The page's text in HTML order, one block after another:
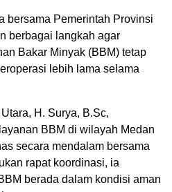
bersama Pemerintah Provinsi
berbagai langkah agar
Bakar Minyak (BBM) tetap
lebih lama selama
H. Surya, B.Sc,
BBM di wilayah Medan
secara mendalam bersama
rapat koordinasi, ia
berada dalam kondisi aman